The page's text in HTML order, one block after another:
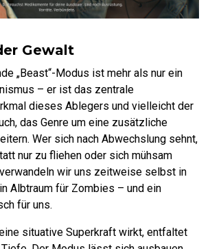
Gewalt
„Beast“-Modus ist mehr als nur ein
– er ist das zentrale
dieses Ablegers und vielleicht der
das Genre um eine zusätzliche
Wer sich nach Abwechslung sehnt,
nur zu fliehen oder sich mühsam
wir uns zeitweise selbst in
Albtraum für Zombies – und ein
für uns.
situative Superkraft wirkt, entfaltet